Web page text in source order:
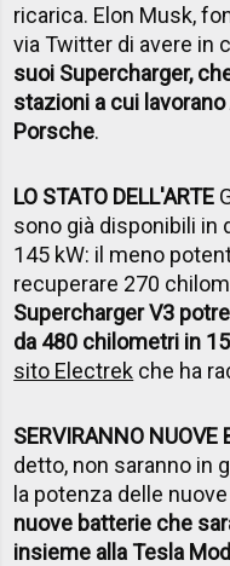
ricarica. Elon Musk,
via Twitter di avere in
suoi Supercharger,
stazioni a cui lavorano
Porsche.
LO STATO DELL'ARTE
sono già disponibili in
145 kW: il meno
recuperare 270
Supercharger V3
da 480 chilometri in
sito Electrek che ha
SERVIRANNO NUOVE
detto, non saranno in
la potenza delle
nuove batterie che
insieme alla Tesla